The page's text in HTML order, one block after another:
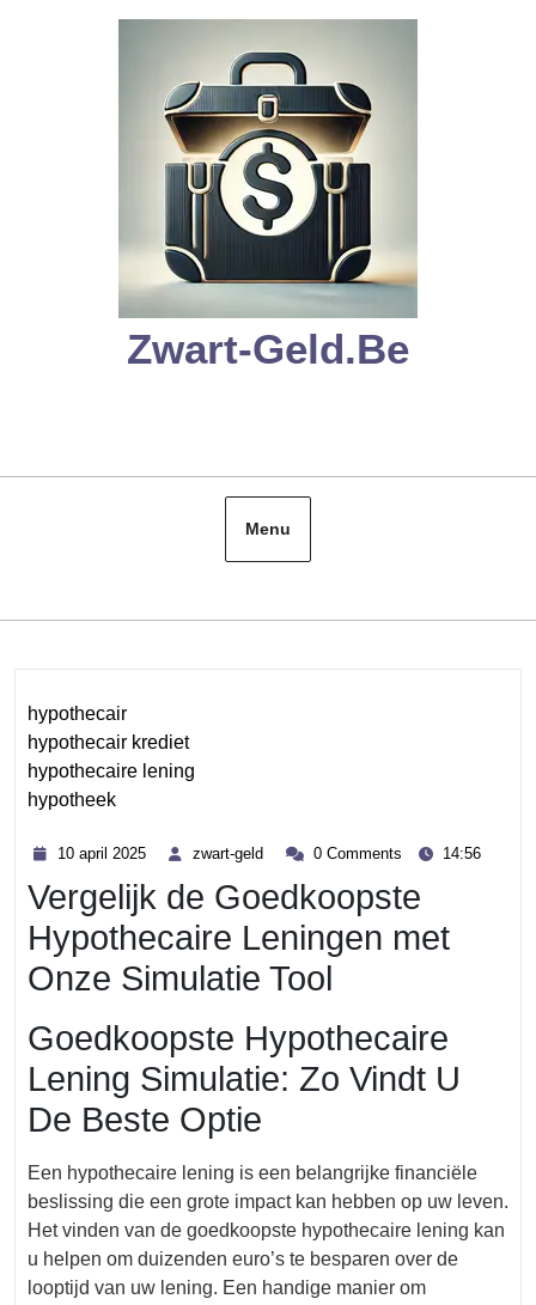
Zwart-Geld.be
Menu
hypothecair
hypothecair krediet
hypothecaire lening
hypotheek
10 april 2025
2025
zwart-geld
zwart- 0 Comments 14:56
Vergelijk de Goedkoopste
Hypothecaire Leningen met
Onze Simulatie Tool
Goedkoopste Hypothecaire
Lening Simulatie: Zo Vindt U
De Beste Optie
Een hypothecaire lening is een belangrijke financiële
beslissing die een grote impact kan hebben op uw leven.
Het vinden van de goedkoopste hypothecaire lening kan
u helpen om duizenden euro’s te besparen over de
looptijd van uw lening. Een handige manier om